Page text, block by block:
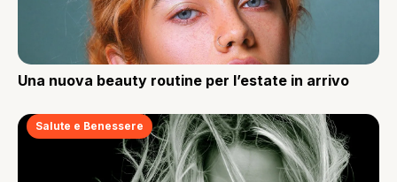
Una nuova beauty routine per l’estate in arrivo
Salute e Benessere